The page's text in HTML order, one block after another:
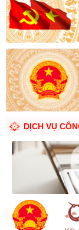
DỊCH VỤ